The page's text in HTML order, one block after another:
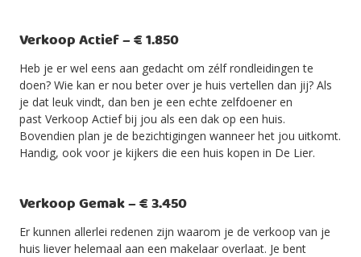
Verkoop Actief – € 1.850
Heb je er wel eens aan gedacht om zélf rondleidingen te
doen? Wie kan er nou beter over je huis vertellen dan jij? Als
je dat leuk vindt, dan ben je een echte zelfdoener en
past Verkoop Actief bij jou als een dak op een huis.
Bovendien plan je de bezichtigingen wanneer het jou uitkomt.
Handig, ook voor je kijkers die een huis kopen in De Lier.
Verkoop Gemak – € 3.450
Er kunnen allerlei redenen zijn waarom je de verkoop van je
huis liever helemaal aan een makelaar overlaat. Je bent